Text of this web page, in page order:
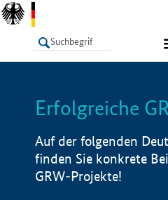
LISTE
Erfolgreiche
Auf der folgenden
finden Sie konkrete
GRW-Projekte!